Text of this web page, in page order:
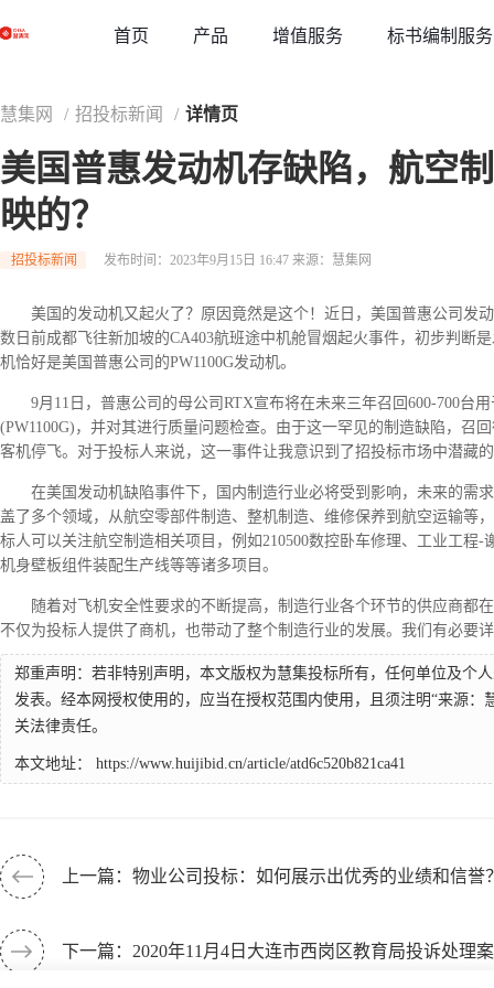
首页 产品 增值服务 标书编制服务
慧集网 / 招投标新闻 / 详情页
美国普惠发动机存缺陷，航空
映的？
招投标新闻 发布时间：2023年9月15日 16:47 来源：慧集网
美国的发动机又起火了？原因竟然是这个！近日，美国普惠公司发
数日前成都飞往新加坡的CA403航班途中机舱冒烟起火事件，初步判断
机恰好是美国普惠公司的PW1100G发动机。
9月11日，普惠公司的母公司RTX宣布将在未来三年召回600-700台
(PW1100G)，并对其进行质量问题检查。由于这一罕见的制造缺陷，召
客机停飞。对于投标人来说，这一事件让我意识到了招投标市场中潜藏
在美国发动机缺陷事件下，国内制造行业必将受到影响，未来的需
盖了多个领域，从航空零部件制造、整机制造、维修保养到航空运输等
标人可以关注航空制造相关项目，例如210500数控卧车修理、工业工程
机身壁板组件装配生产线等等诸多项目。
随着对飞机安全性要求的不断提高，制造行业各个环节的供应商都
不仅为投标人提供了商机，也带动了整个制造行业的发展。我们有必要
郑重声明：若非特别声明，本文版权为慧集投标所有，任何单位及个
发表。经本网授权使用的，应当在授权范围内使用，且须注明“来源：
关法律责任。
本文地址： https://www.huijibid.cn/article/atd6c520b821ca41
上一篇：物业公司投标：如何展示出优秀的业绩和信誉
下一篇：2020年11月4日大连市西岗区教育局投诉处理